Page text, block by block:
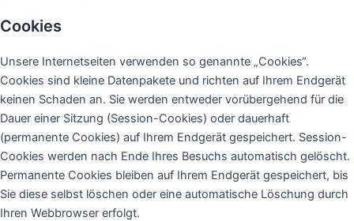
Cookies
Unsere Internetseiten verwenden so genannte „Cookies“.
Cookies sind kleine Datenpakete und richten auf Ihrem Endgerät
keinen Schaden an. Sie werden entweder vorübergehend für die
Dauer einer Sitzung (Session-Cookies) oder dauerhaft
(permanente Cookies) auf Ihrem Endgerät gespeichert. Session-
Cookies werden nach Ende Ihres Besuchs automatisch gelöscht.
Permanente Cookies bleiben auf Ihrem Endgerät gespeichert, bis
Sie diese selbst löschen oder eine automatische Löschung durch
Ihren Webbrowser erfolgt.